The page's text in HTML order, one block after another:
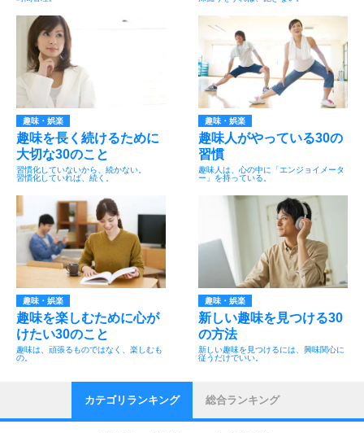
趣味・娯楽
趣味を長く続けるために
大切な30のこと
習慣化していないから、続かない。
習慣化していれば、続く。
趣味・娯楽
趣味人がやっている30の
習慣
趣味人は、心の中に「エンジョイメータ
ー」を持っている。
趣味・娯楽
趣味を楽しむために心が
けたい30のこと
趣味は、頑張るものではなく、楽しむも
の。
趣味・娯楽
新しい趣味を見つける30
の方法
新しい趣味を見つけるには、興味関心に
従うだけでいい。
カテゴリランキング 総合ランキング